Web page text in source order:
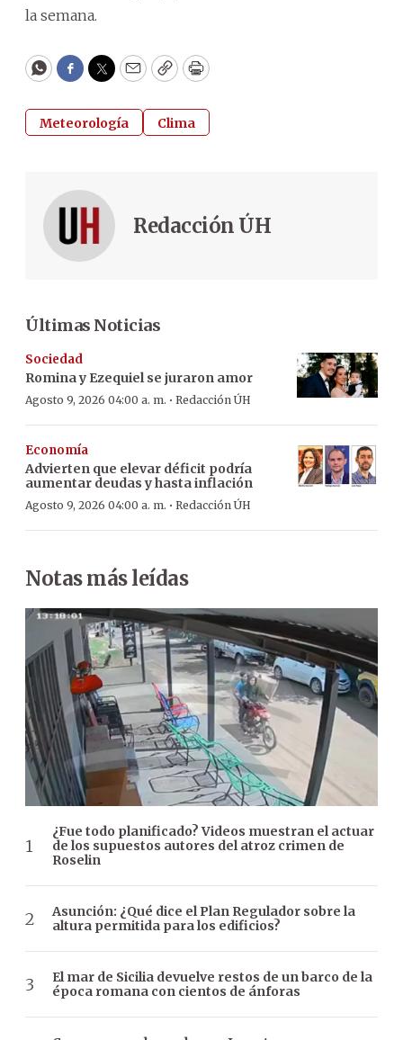
la semana.
WhatsApp
Facebook
Twitter
EmailCopyPrint
Meteorología Clima
Redacción ÚH
Últimas Noticias
Sociedad
Romina y Ezequiel se juraron amor
Agosto 9, 2026 04:00 a. m. · Redacción ÚH
Economía
Advierten que elevar déficit podría
aumentar deudas y hasta inflación
Agosto 9, 2026 04:00 a. m. · Redacción ÚH
Notas más leídas
¿Fue todo planificado? Videos muestran el actuar
de los supuestos autores del atroz crimen de
Roselin
Asunción: ¿Qué dice el Plan Regulador sobre la
altura permitida para los edificios?
El mar de Sicilia devuelve restos de un barco de la
época romana con cientos de ánforas